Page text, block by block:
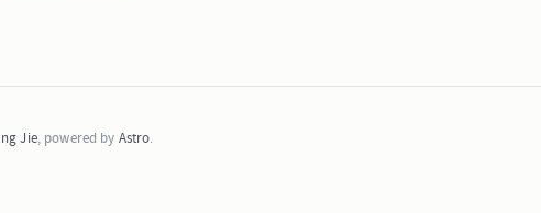
Jie, powered by Astro.